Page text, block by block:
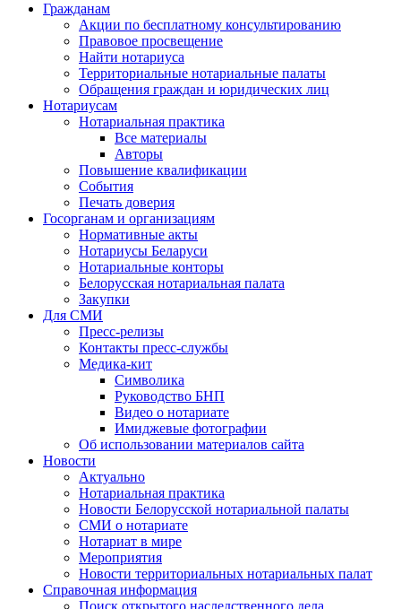
Гражданам
Акции по бесплатному консультированию
Правовое просвещение
Найти нотариуса
Территориальные нотариальные палаты
Обращения граждан и юридических лиц
Нотариусам
Нотариальная практика
Все материалы
Авторы
Повышение квалификации
События
Печать доверия
Госорганам и организациям
Нормативные акты
Нотариусы Беларуси
Нотариальные конторы
Белорусская нотариальная палата
Закупки
Для СМИ
Пресс-релизы
Контакты пресс-службы
Медика-кит
Символика
Руководство БНП
Видео о нотариате
Имиджевые фотографии
Об использовании материалов сайта
Новости
Актуально
Нотариальная практика
Новости Белорусской нотариальной палаты
СМИ о нотариате
Нотариат в мире
Мероприятия
Новости территориальных нотариальных палат
Справочная информация